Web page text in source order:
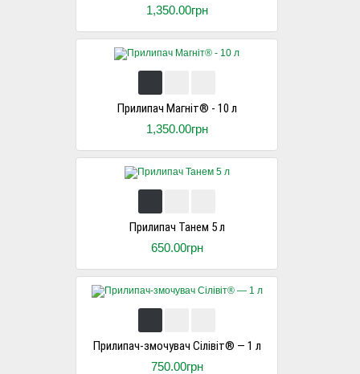
1,350.00грн
Прилипач Магніт® - 10 л
1,350.00грн
Прилипач Танем 5 л
650.00грн
Прилипач-змочувач Сілівіт® — 1 л
750.00грн